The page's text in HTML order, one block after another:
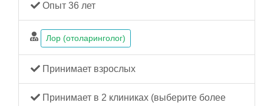
Опыт 36 лет
Лор (отоларинголог)
Принимает взрослых
Принимает в 2 клиниках (выберите более